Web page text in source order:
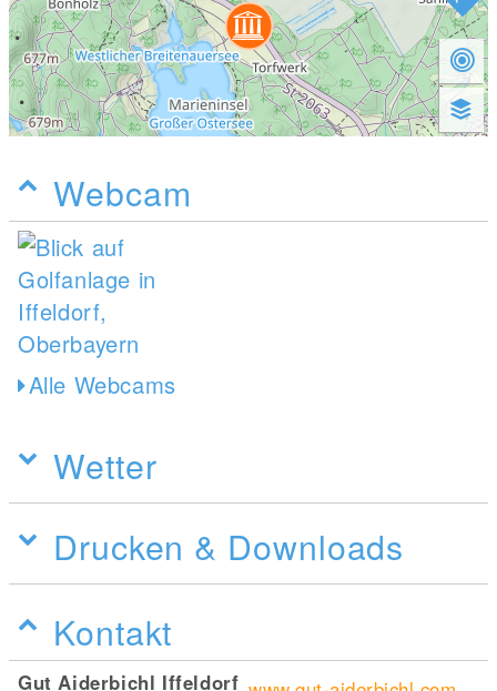
Webcam
Alle Webcams
Wetter
Drucken & Downloads
Kontakt
Gut Aiderbichl Iffeldorf